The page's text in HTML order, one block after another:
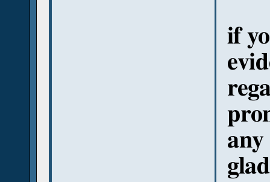
if